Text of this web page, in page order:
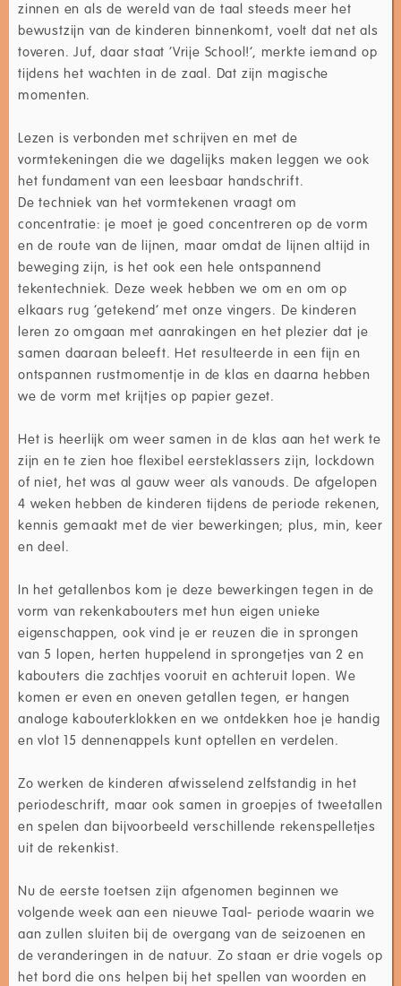
zinnen en als de wereld van de taal steeds meer het
bewustzijn van de kinderen binnenkomt, voelt dat net als
toveren. Juf, daar staat ‘Vrije School!’, merkte iemand op
tijdens het wachten in de zaal. Dat zijn magische
momenten.
Lezen is verbonden met schrijven en met de
vormtekeningen die we dagelijks maken leggen we ook
het fundament van een leesbaar handschrift.
De techniek van het vormtekenen vraagt om
concentratie: je moet je goed concentreren op de vorm
en de route van de lijnen, maar omdat de lijnen altijd in
beweging zijn, is het ook een hele ontspannend
tekentechniek. Deze week hebben we om en om op
elkaars rug ‘getekend’ met onze vingers. De kinderen
leren zo omgaan met aanrakingen en het plezier dat je
samen daaraan beleeft. Het resulteerde in een fijn en
ontspannen rustmomentje in de klas en daarna hebben
we de vorm met krijtjes op papier gezet.
Het is heerlijk om weer samen in de klas aan het werk te
zijn en te zien hoe flexibel eersteklassers zijn, lockdown
of niet, het was al gauw weer als vanouds. De afgelopen
4 weken hebben de kinderen tijdens de periode rekenen,
kennis gemaakt met de vier bewerkingen; plus, min, keer
en deel.
In het getallenbos kom je deze bewerkingen tegen in de
vorm van rekenkabouters met hun eigen unieke
eigenschappen, ook vind je er reuzen die in sprongen
van 5 lopen, herten huppelend in sprongetjes van 2 en
kabouters die zachtjes vooruit en achteruit lopen. We
komen er even en oneven getallen tegen, er hangen
analoge kabouterklokken en we ontdekken hoe je handig
en vlot 15 dennenappels kunt optellen en verdelen.
Zo werken de kinderen afwisselend zelfstandig in het
periodeschrift, maar ook samen in groepjes of tweetallen
en spelen dan bijvoorbeeld verschillende rekenspelletjes
uit de rekenkist.
Nu de eerste toetsen zijn afgenomen beginnen we
volgende week aan een nieuwe Taal- periode waarin we
aan zullen sluiten bij de overgang van de seizoenen en
de veranderingen in de natuur. Zo staan er drie vogels op
het bord die ons helpen bij het spellen van woorden en